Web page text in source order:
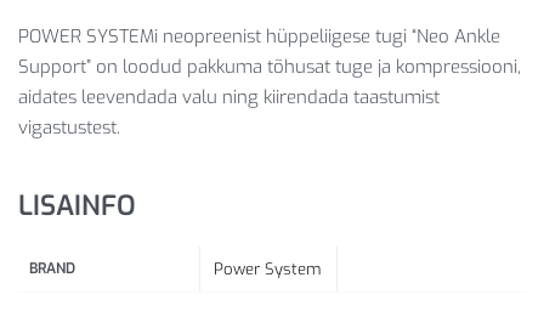
POWER SYSTEMi neopreenist hüppeliigese tugi “Neo Ankle
Support” on loodud pakkuma tõhusat tuge ja kompressiooni,
aidates leevendada valu ning kiirendada taastumist
vigastustest.
LISAINFO
BRAND Power System